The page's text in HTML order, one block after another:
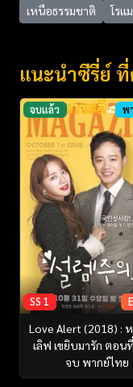
เหนือธรรมชาติ
โรแ
แนะนำซีรี่ย์
จบแล้ว พ
SS 1
Love Alert (2018) :
เลิฟ เขยิบมารัก ตอน
จบ พากย์ไทย